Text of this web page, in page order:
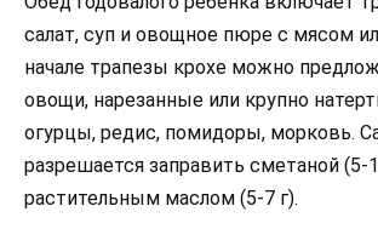
салат, суп и овощное пюре с мясом
начале трапезы крохе можно
овощи, нарезанные или крупно
огурцы, редис, помидоры, морковь.
разрешается заправить сметаной (5-
растительным маслом (5-7 г).